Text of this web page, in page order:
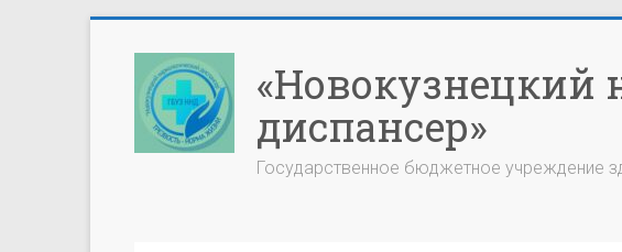
содержимому
«Новокузнецкий
диспансер»
Государственное бюджетное учреждение